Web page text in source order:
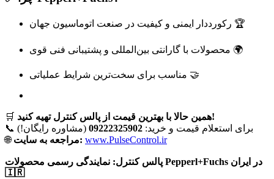
رکورددار ایمنی و کیفیت در صنعت اتوماسیون جهان 🏆
محصولات با گارانتی بین‌المللی و پشتیبانی فنی قوی 🌍
مناسب برای سخت‌ترین شرایط عملیاتی 🤝
🛒
همین حالا با بهترین قیمت از پالس کنترل تهیه کنید!
📞 برای استعلام قیمت و خرید: 09222325902 (مشاوره رایگان!)
🌐
مراجعه به سایت: www.PulseControl.ir
پالس کنترل: نمایندگی رسمی محصولات Pepperl+Fuchs در ایران
🇮🇷